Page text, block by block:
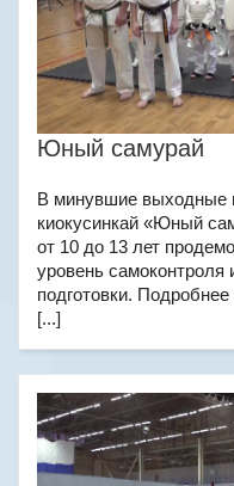
Юный самурай
В минувшие выходные
киокусинкай «Юный
от 10 до 13 лет
уровень самоконтроля
подготовки.
[...]